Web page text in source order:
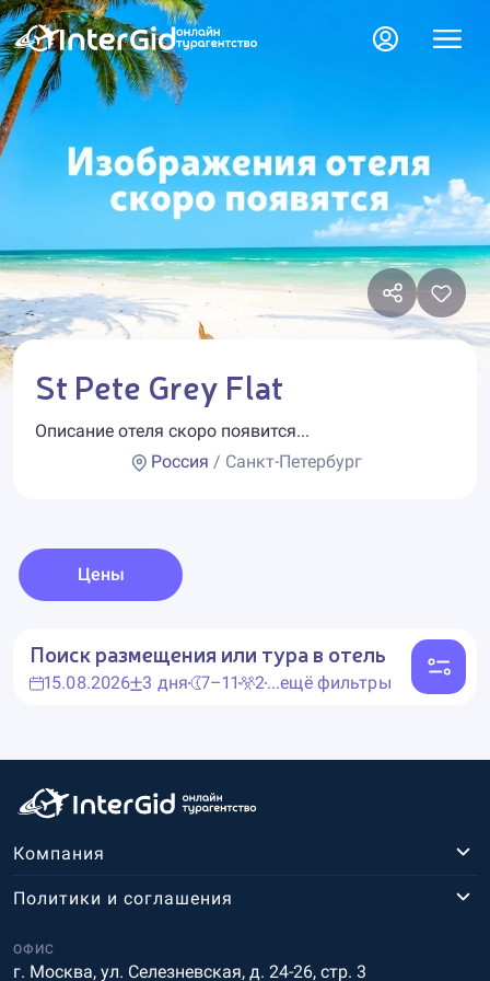
St Pete Grey Flat
Описание отеля скоро появится...
Россия / Санкт-Петербург
Цены
Поиск размещения или тура в отель
15.08.2026 3 дня 7–11 2...ещё фильтры
Компания
ОФИС
г. Москва, ул. Селезневская, д. 24-26, стр. 3
Политики и соглашения